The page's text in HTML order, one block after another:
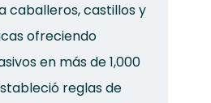
caballeros, castillos y
ofreciendo
en más de 1,000
reglas de